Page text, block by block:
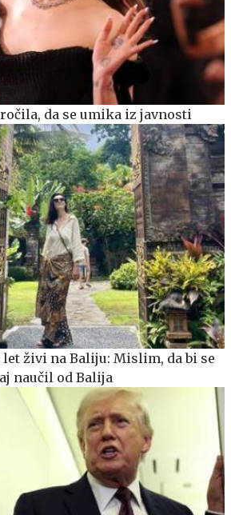
da se umika iz javnosti
let živi na Baliju: Mislim, da bi se
naučil od Balija